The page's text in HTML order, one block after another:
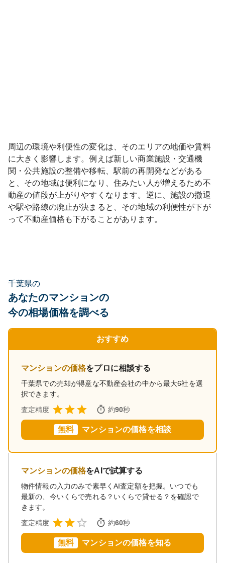
周辺の環境や利便性の変化は、そのエリアの地価や賃料
に大きく影響します。例えば新しい商業施設・交通機
関・公共施設の整備や移転、駅前の再開発などがある
と、その地域は便利になり、住みたい人が増えるため不
動産の値段が上がりやすくなります。逆に、施設の撤退
や駅や路線の廃止が決まると、その地域の利便性が下が
って不動産価格も下がることがあります。
千葉県の
あなたのマンションの
今の相場価格を調べる
おすすめ
マンションの価格をプロに相談する
千葉県での売却が得意な不動産会社の中から最大6社を選
択できます。
査定精度
約90秒
無料 マンションの価格を相談
マンションの価格をAIで試算する
物件情報の入力のみで素早くAI査定額を把握。いつでも
最新の、今いくらで売れる？いくらで貸せる？を確認で
きます。
査定精度
約60秒
無料 マンションの価格を知る